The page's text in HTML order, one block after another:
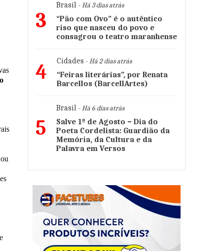
3
Brasil - Há 3 dias atrás
“Pão com Ovo” é o autêntico
riso que nasceu do povo e
consagrou o teatro maranhense
4 Cidades - Há 2 dias atrás
“Feiras literárias”, por Renata
Barcellos (BarcellArtes)
5
Brasil - Há 6 dias atrás
Salve 1º de Agosto – Dia do
Poeta Cordelista: Guardião da
Memória, da Cultura e da
Palavra em Versos